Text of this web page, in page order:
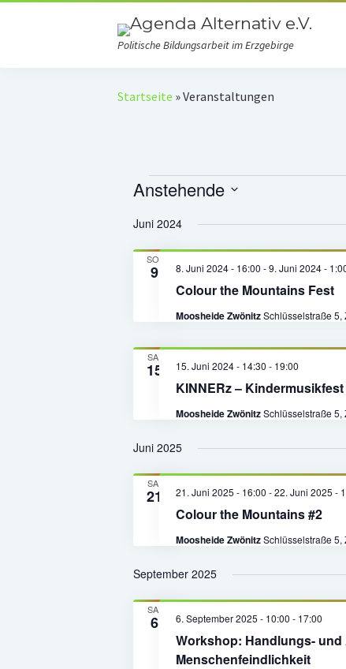
Politische Bildungsarbeit im Erzgebirge
Startseite »Veranstaltungen
Veranstaltungen
Anstehende
wählen.
Juni 2024
SO.
9
Colour the Mountains Fest
8. Juni 2024 - 16:00 -9. Juni 2024 -
Moosheide ZwönitzSchlüsselstraße 5,
SA.
15
KINNERz – Kindermusikfest
15. Juni 2024 - 14:30 - 19:00
Moosheide ZwönitzSchlüsselstraße 5,
Juni 2025
SA.
21
Colour the Mountains #2
21. Juni 2025 - 16:00 -22. Juni 2025 -
Moosheide ZwönitzSchlüsselstraße 5,
September 2025
SA.
6
Workshop: Handlungs-
Menschenfeindlichkeit
6. September 2025 - 10:00 - 17:00